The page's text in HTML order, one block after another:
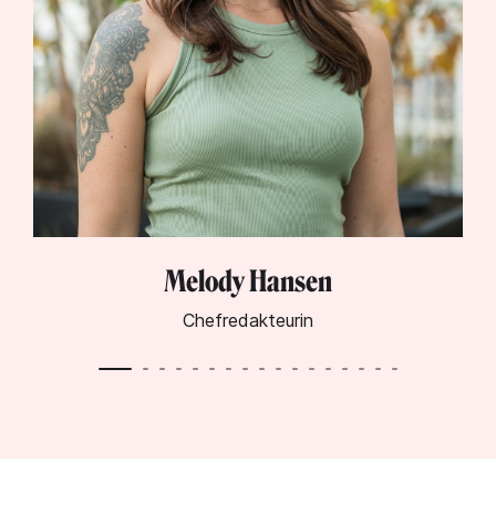
Lynn Warken
Geschäftsführerin